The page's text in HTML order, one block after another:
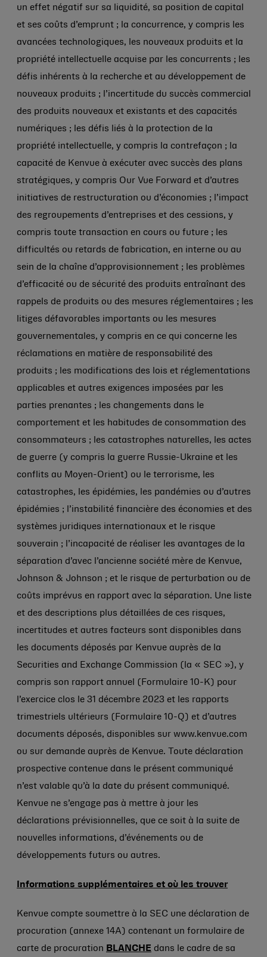
un effet négatif sur sa liquidité, sa position de capital
et ses coûts d’emprunt ; la concurrence, y compris les
avancées technologiques, les nouveaux produits et la
propriété intellectuelle acquise par les concurrents ; les
défis inhérents à la recherche et au développement de
nouveaux produits ; l’incertitude du succès commercial
des produits nouveaux et existants et des capacités
numériques ; les défis liés à la protection de la
propriété intellectuelle, y compris la contrefaçon ; la
capacité de Kenvue à exécuter avec succès des plans
stratégiques, y compris Our Vue Forward et d’autres
initiatives de restructuration ou d’économies ; l’impact
des regroupements d’entreprises et des cessions, y
compris toute transaction en cours ou future ; les
difficultés ou retards de fabrication, en interne ou au
sein de la chaîne d’approvisionnement ; les problèmes
d’efficacité ou de sécurité des produits entraînant des
rappels de produits ou des mesures réglementaires ; les
litiges défavorables importants ou les mesures
gouvernementales, y compris en ce qui concerne les
réclamations en matière de responsabilité des
produits ; les modifications des lois et réglementations
applicables et autres exigences imposées par les
parties prenantes ; les changements dans le
comportement et les habitudes de consommation des
consommateurs ; les catastrophes naturelles, les actes
de guerre (y compris la guerre Russie-Ukraine et les
conflits au Moyen-Orient) ou le terrorisme, les
catastrophes, les épidémies, les pandémies ou d’autres
épidémies ; l’instabilité financière des économies et des
systèmes juridiques internationaux et le risque
souverain ; l’incapacité de réaliser les avantages de la
séparation d’avec l’ancienne société mère de Kenvue,
Johnson & Johnson ; et le risque de perturbation ou de
coûts imprévus en rapport avec la séparation. Une liste
et des descriptions plus détaillées de ces risques,
incertitudes et autres facteurs sont disponibles dans
les documents déposés par Kenvue auprès de la
Securities and Exchange Commission (la « SEC »), y
compris son rapport annuel (Formulaire 10-K) pour
l’exercice clos le 31 décembre 2023 et les rapports
trimestriels ultérieurs (Formulaire 10-Q) et d’autres
documents déposés, disponibles sur www.kenvue.com
ou sur demande auprès de Kenvue. Toute déclaration
prospective contenue dans le présent communiqué
n’est valable qu’à la date du présent communiqué.
Kenvue ne s’engage pas à mettre à jour les
déclarations prévisionnelles, que ce soit à la suite de
nouvelles informations, d’événements ou de
développements futurs ou autres.
Informations supplémentaires et où les trouver
Kenvue compte soumettre à la SEC une déclaration de
procuration (annexe 14A) contenant un formulaire de
carte de procuration BLANCHE dans le cadre de sa